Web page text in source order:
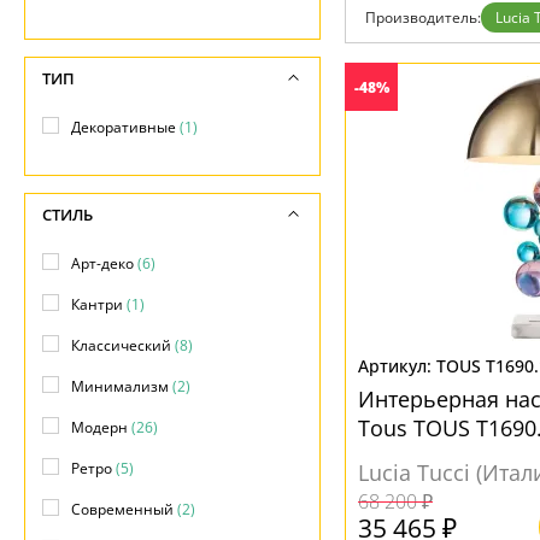
Бренды
Контакты
Производитель: Lucia
-48%
TOUS
Интерьерная
Tous TOUS
Lucia Tucci
68 200 ₽
35 465 ₽
ТИП
Декоративные(1)
СТИЛЬ
Арт-деко(6)
Кантри (1)
Классический (8)
Минимализм (2)
Модерн (26)
Ретро(5)
Современный (2)